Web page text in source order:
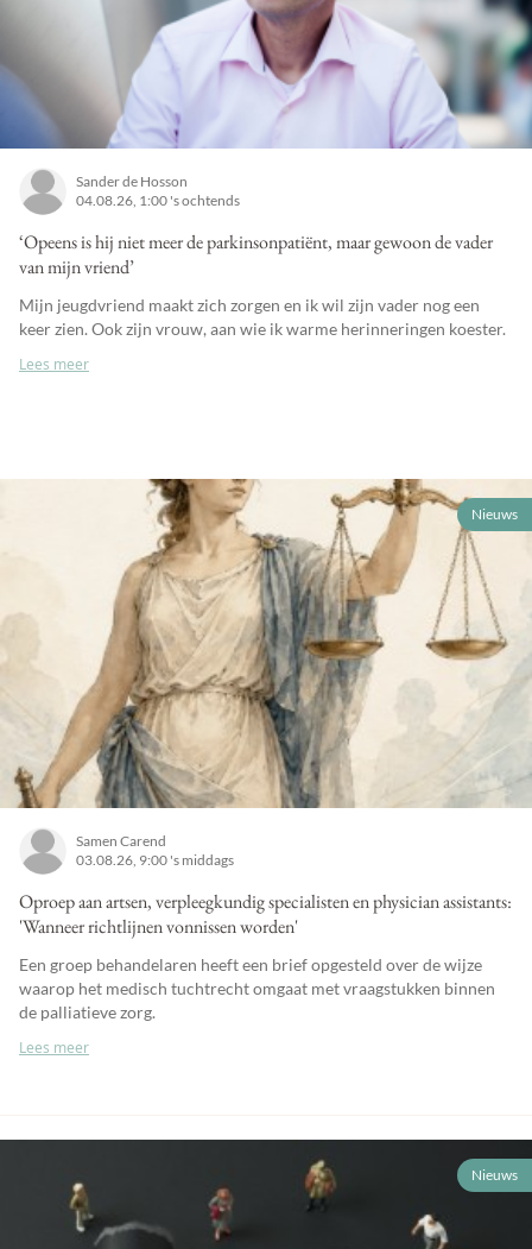
Sander de Hosson
04.08.26, 1:00 's ochtends
‘Opeens is hij niet meer de parkinsonpatiënt, maar gewoon de vader
van mijn vriend’
Mijn jeugdvriend maakt zich zorgen en ik wil zijn vader nog een
keer zien. Ook zijn vrouw, aan wie ik warme herinneringen koester.
Lees meer
Nieuws
Samen Carend
03.08.26, 9:00 's middags
Oproep aan artsen, verpleegkundig specialisten en physician assistants:
'Wanneer richtlijnen vonnissen worden'
Een groep behandelaren heeft een brief opgesteld over de wijze
waarop het medisch tuchtrecht omgaat met vraagstukken binnen
de palliatieve zorg.
Lees meer
Nieuws